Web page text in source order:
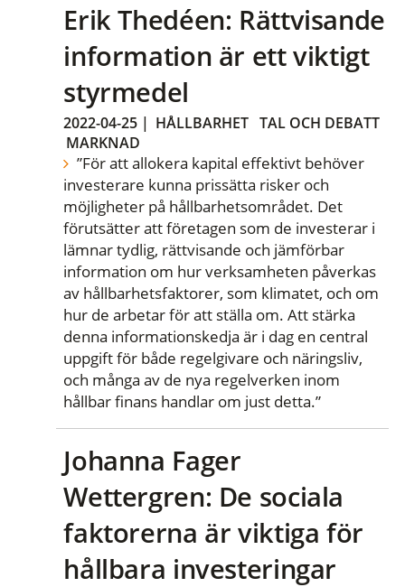
Erik Thedéen: Rättvisande
information är ett viktigt
styrmedel
2022-04-25 | HÅLLBARHET TAL OCH DEBATT
MARKNAD
”För att allokera kapital effektivt behöver
investerare kunna prissätta risker och
möjligheter på hållbarhetsområdet. Det
förutsätter att företagen som de investerar i
lämnar tydlig, rättvisande och jämförbar
information om hur verksamheten påverkas
av hållbarhetsfaktorer, som klimatet, och om
hur de arbetar för att ställa om. Att stärka
denna informationskedja är i dag en central
uppgift för både regelgivare och näringsliv,
och många av de nya regelverken inom
hållbar finans handlar om just detta.”
Johanna Fager
Wettergren: De sociala
faktorerna är viktiga för
hållbara investeringar